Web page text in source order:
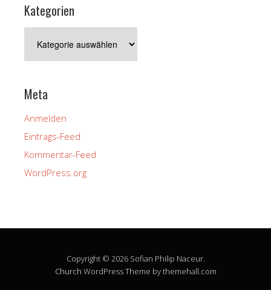
Kategorien
Meta
Anmelden
Eintrags-Feed
Kommentar-Feed
WordPress.org
Copyright © 2026 Sofian Philip Naceur.
Church WordPress Theme by themehall.com